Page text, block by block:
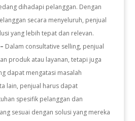
dihadapi pelanggan. Dengan
secara menyeluruh, penjual
yang lebih tepat dan relevan.
Dalam consultative selling, penjual
produk atau layanan, tetapi juga
dapat mengatasi masalah
lain, penjual harus dapat
spesifik pelanggan dan
sesuai dengan solusi yang mereka